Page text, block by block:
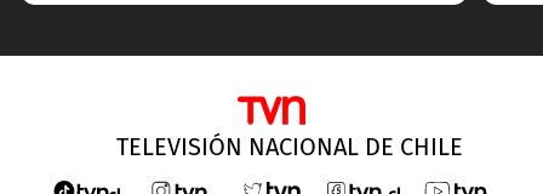
TELEVISIÓN NACIONAL DE CHILE